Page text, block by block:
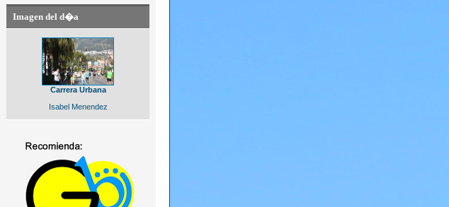
Imagen del d�a
Carrera Urbana
Isabel Menendez